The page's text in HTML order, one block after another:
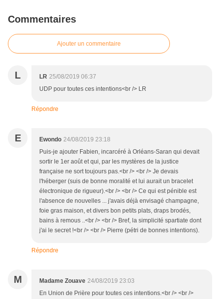
Commentaires
Ajouter un commentaire
L LR 25/08/2019 06:37
UDP pour toutes ces intentions<br /> LR
Répondre
E Ewondo 24/08/2019 23:18
Puis-je ajouter Fabien, incarcéré à Orléans-Saran qui devait
sortir le 1er août et qui, par les mystères de la justice
française ne sort toujours pas.<br /> <br /> Je devais
l'héberger (suis de bonne moralité et lui aurait un bracelet
électronique de rigueur).<br /> <br /> Ce qui est pénible est
l'absence de nouvelles ... j'avais déjà envisagé champagne,
foie gras maison, et divers bon petits plats, draps brodés,
bains à remous ..<br /> <br /> Bref, la simplicité spartiate dont
j'ai le secret !<br /> <br /> Pierre (pétri de bonnes intentions).
Répondre
M Madame Zouave 24/08/2019 23:03
En Union de Prière pour toutes ces intentions.<br /> <br />